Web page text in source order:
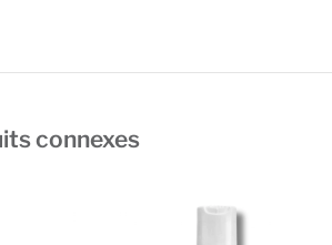
connexes